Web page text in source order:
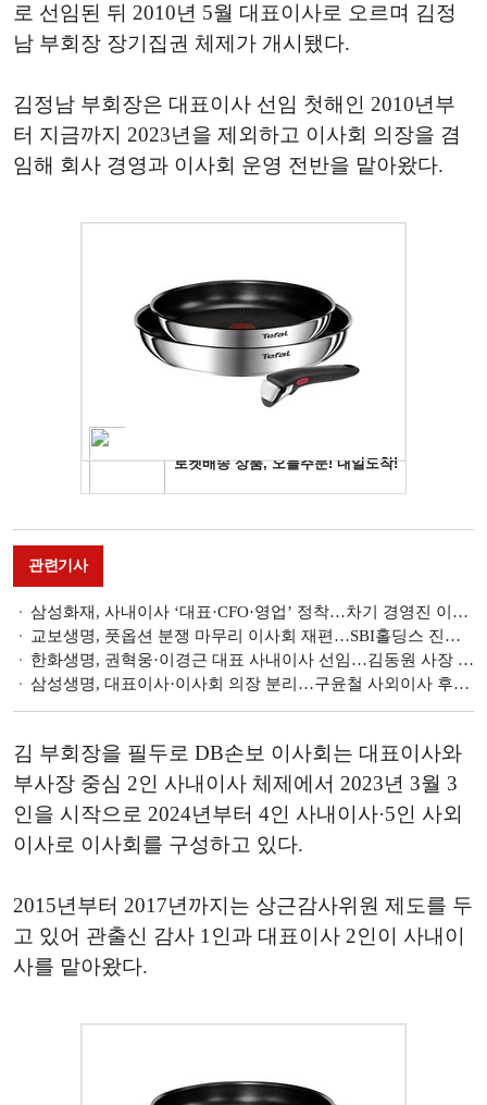
로 선임된 뒤 2010년 5월 대표이사로 오르며 김정
남 부회장 장기집권 체제가 개시됐다.
김정남 부회장은 대표이사 선임 첫해인 2010년부
터 지금까지 2023년을 제외하고 이사회 의장을 겸
임해 회사 경영과 이사회 운영 전반을 맡아왔다.
관련기사
삼성화재, 사내이사 ‘대표·CFO·영업’ 정착…차기 경영진 이정표 [생보 빅3·손보 빅5 이사회 분석 ④]
교보생명, 풋옵션 분쟁 마무리 이사회 재편…SBI홀딩스 진입 관심 [생보 빅3·손보 빅5 이사회 분석 ③]
한화생명, 권혁웅·이경근 대표 사내이사 선임…김동원 사장 이사회 진입 ‘관심' [생보 빅3·손보 빅5 이사회 분석 ②]
삼성생명, 대표이사·이사회 의장 분리…구윤철 사외이사 후임 주목 [생보 빅3·손보 빅5 이사회 분석 ①]
김 부회장을 필두로 DB손보 이사회는 대표이사와
부사장 중심 2인 사내이사 체제에서 2023년 3월 3
인을 시작으로 2024년부터 4인 사내이사·5인 사외
이사로 이사회를 구성하고 있다.
2015년부터 2017년까지는 상근감사위원 제도를 두
고 있어 관출신 감사 1인과 대표이사 2인이 사내이
사를 맡아왔다.